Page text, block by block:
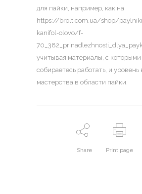
для пайки, например, как на
https://brolt.com.ua/shop/
kanifol-olovo/f-
учитывая материалы, с
собираетесь работать, и уровень
мастерства в области пайки.
Share Print page